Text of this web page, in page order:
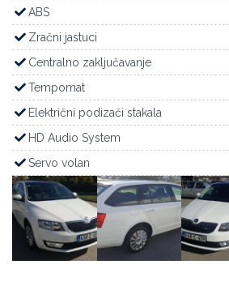
ABS
Zračni jastuci
Centralno zaključavanje
Tempomat
Električni podizači stakala
HD Audio System
Servo volan